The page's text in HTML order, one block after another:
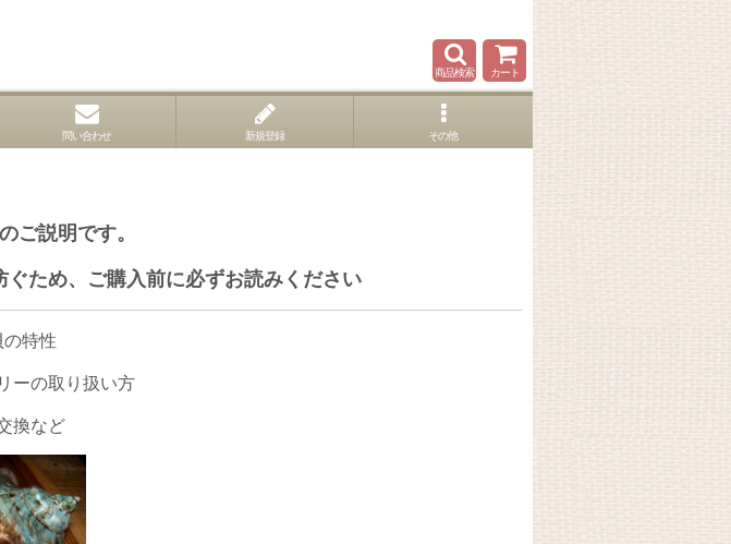
商品検索 カート
問い合わせ 新規登録 その他
ご説明です。
ため、 ご購入前に必ずお読みください
特性
ーの取り扱い方
換など